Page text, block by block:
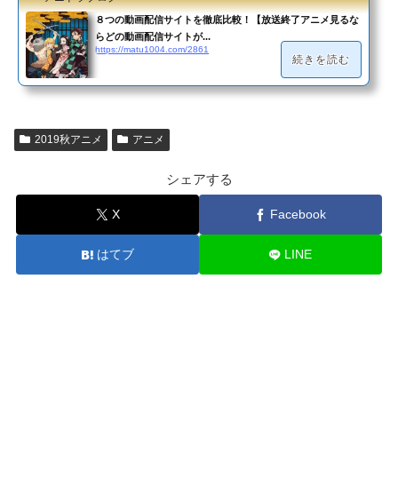
８つの動画配信サイトを徹底比較！【放送終了アニメ見るな
らどの動画配信サイトが...
https://matu1004.com/2861
続きを読む
2019秋アニメ アニメ
シェアする
X Facebook
はてブ LINE